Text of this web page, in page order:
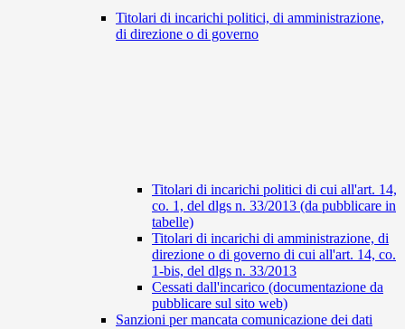
Titolari di incarichi politici, di amministrazione,
di direzione o di governo
Titolari di incarichi politici di cui all'art. 14,
co. 1, del dlgs n. 33/2013 (da pubblicare in
tabelle)
Titolari di incarichi di amministrazione, di
direzione o di governo di cui all'art. 14, co.
1-bis, del dlgs n. 33/2013
Cessati dall'incarico (documentazione da
pubblicare sul sito web)
Sanzioni per mancata comunicazione dei dati